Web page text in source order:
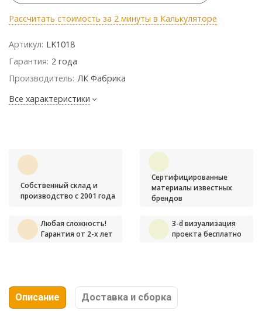
Рассчитать стоимость за 2 минуты в Калькуляторе
Артикул: LK1018
Гарантия: 2 года
Производитель: ЛК Фабрика
Все характеристики
Собственный склад и
производство с 2001 года
Сертифицированные
материалы известных
брендов
Любая сложность!
Гарантия от 2-х лет
3-d визуализация
проекта бесплатно
Описание Доставка и сборка